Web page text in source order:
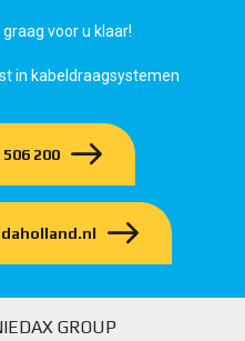
voor u klaar!
in kabeldraagsystemen
200
GROUP